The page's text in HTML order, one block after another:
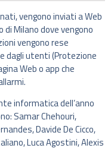
vengono inviati a Web
Milano dove vengono
vengono rese
dagli utenti (Protezione
Web o app che
informatica dell’anno
Samar Chehouri,
Davide De Cicco,
Luca Agostini, Alexis